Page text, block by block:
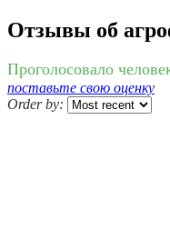
Отзывы об
Проголосовало
поставьте свою оценку
Order by: